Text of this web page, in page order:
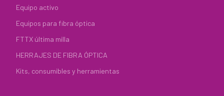
Equipo activo
Equipos para fibra óptica
FTTX última milla
HERRAJES DE FIBRA ÓPTICA
Kits, consumibles y herramientas